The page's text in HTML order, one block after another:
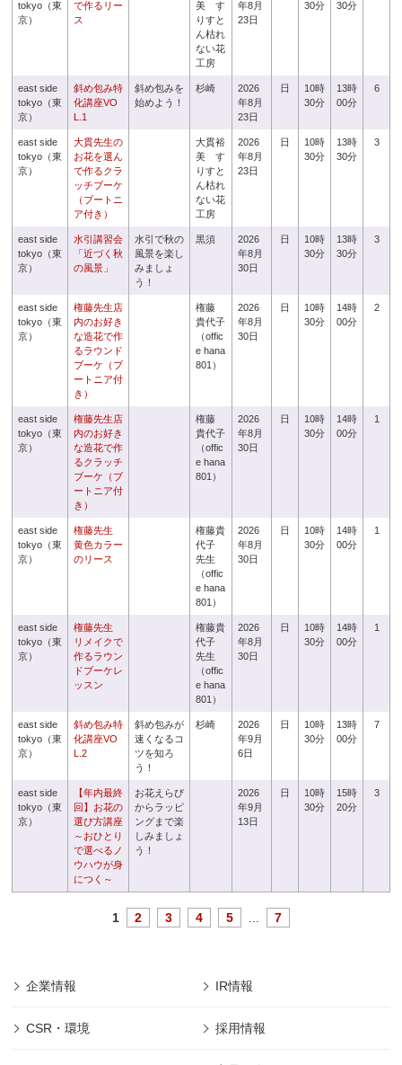
tokyo（東
京）
で作るリー
ス
美 す
りすと
ん枯れ
ない花
工房
年8月
23日
30分
30分
east side
tokyo（東
京）
斜め包み特
化講座VO
L.1
斜め包みを
始めよう！
杉崎
2026
年8月
23日
日
10時
30分
13時
00分
6
east side
tokyo（東
京）
大貫先生の
お花を選ん
で作るクラ
ッチブーケ
（ブートニ
ア付き）
大貫裕
美 す
りすと
ん枯れ
ない花
工房
2026
年8月
23日
日
10時
30分
13時
30分
3
east side
tokyo（東
京）
水引講習会
「近づく秋
の風景」
水引で秋の
風景を楽し
みましょ
う！
黒須
2026
年8月
30日
日
10時
30分
13時
30分
3
east side
tokyo（東
京）
権藤先生店
内のお好き
な造花で作
るラウンド
ブーケ（ブ
ートニア付
き）
権藤
貴代子
（offic
e hana
801）
2026
年8月
30日
日
10時
30分
14時
00分
2
east side
tokyo（東
京）
権藤先生店
内のお好き
な造花で作
るクラッチ
ブーケ（ブ
ートニア付
き）
権藤
貴代子
（offic
e hana
801）
2026
年8月
30日
日
10時
30分
14時
00分
1
east side
tokyo（東
京）
権藤先生
黄色カラー
のリース
権藤貴
代子
先生
（offic
e hana
801）
2026
年8月
30日
日
10時
30分
14時
00分
1
east side
tokyo（東
京）
権藤先生
リメイクで
作るラウン
ドブーケレ
ッスン
権藤貴
代子
先生
（offic
e hana
801）
2026
年8月
30日
日
10時
30分
14時
00分
1
east side
tokyo（東
京）
斜め包み特
化講座VO
L.2
斜め包みが
速くなるコ
ツを知ろ
う！
杉崎
2026
年9月
6日
日
10時
30分
13時
00分
7
east side
tokyo（東
京）
【年内最終
回】お花の
選び方講座
～おひとり
で選べるノ
ウハウが身
につく～
お花えらび
からラッピ
ングまで楽
しみましょ
う！
2026
年9月
13日
日
10時
30分
15時
20分
3
1 2 3 4 5 7
企業情報 IR情報
CSR・環境 採用情報